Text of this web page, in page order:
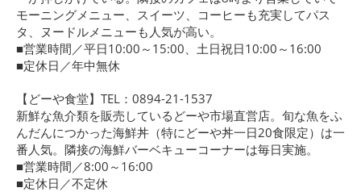
モーニングメニュー、スイーツ、コーヒーも充実してパス
タ、ヌードルメニューも人気が高い。
■営業時間／平日10:00～15:00、土日祝日10:00～16:00
■定休日／年中無休
【どーや食堂】TEL：0894-21-1537
新鮮な魚介類を販売しているどーや市場直営店。旬な魚をふ
んだんにつかった海鮮丼（特にどーや丼一日20食限定）は一
番人気。隣接の海鮮バーベキューコーナーは毎日実施。
■営業時間／8:00～16:00
■定休日／不定休